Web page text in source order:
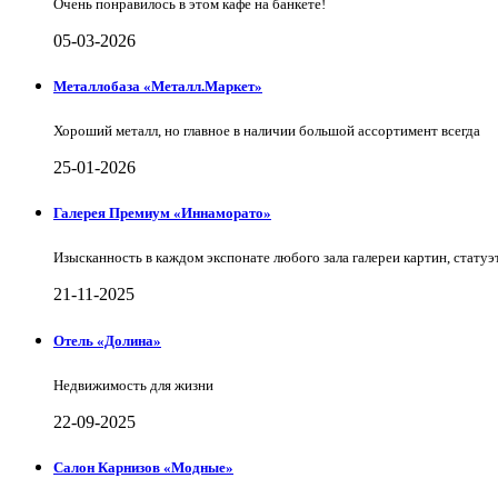
Очень понравилось в этом кафе на банкете!
05-03-2026
Металлобаза «Металл.Маркет»
Хороший металл, но главное в наличии большой ассортимент всегда
25-01-2026
Галерея Премиум «Иннаморато»
Изысканность в каждом экспонате любого зала галереи картин,
21-11-2025
Отель «Долина»
Недвижимость для жизни
22-09-2025
Салон Карнизов «Модные»